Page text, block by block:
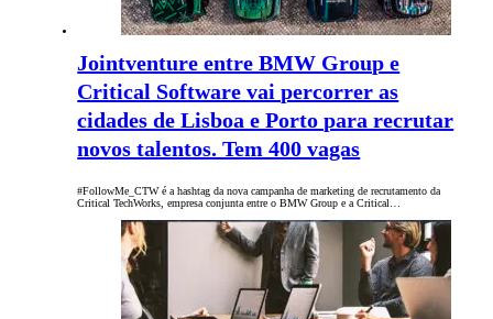
Jointventure entre BMW Group e
Critical Software vai percorrer as
cidades de Lisboa e Porto para recrutar
novos talentos. Tem 400 vagas
#FollowMe_CTW é a hashtag da nova campanha de marketing de recrutamento da
Critical TechWorks, empresa conjunta entre o BMW Group e a Critical…